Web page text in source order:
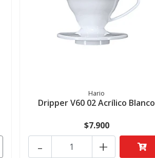
Hario
Dripper V60 02 Acrílico Blanco
$7.900
+
-